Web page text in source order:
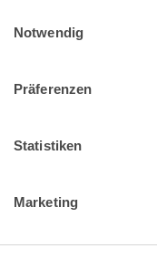
Impressum
Notwendig
Präferenzen
Statistiken
Marketing
Muster
Barrierefreiheit